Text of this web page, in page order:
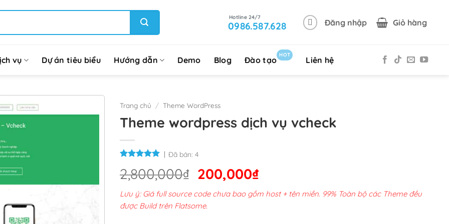
0986.587.628 Đăng nhập Giỏ hàng
vụ Dự án tiêu biểu Hướng dẫn Demo Blog Đào tạo
HOT
Liên hệ
Trang chủ / Theme WordPress
Theme wordpress dịch vụ vcheck
Đã bán: 4
2,800,000₫ Giá
gốc
là:
200,000₫Giá
hiện
tại
Lưu ý: Giá full source code chưa bao gồm host + tên miền. 99% Toàn bộ các Theme đều
được Build trên Flatsome.